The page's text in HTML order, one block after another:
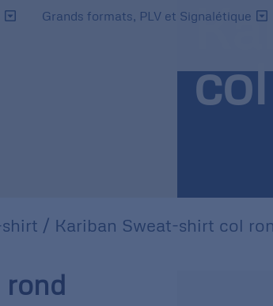
Grands formats, PLV et Signalétique
/ Kariban Sweat-shirt col